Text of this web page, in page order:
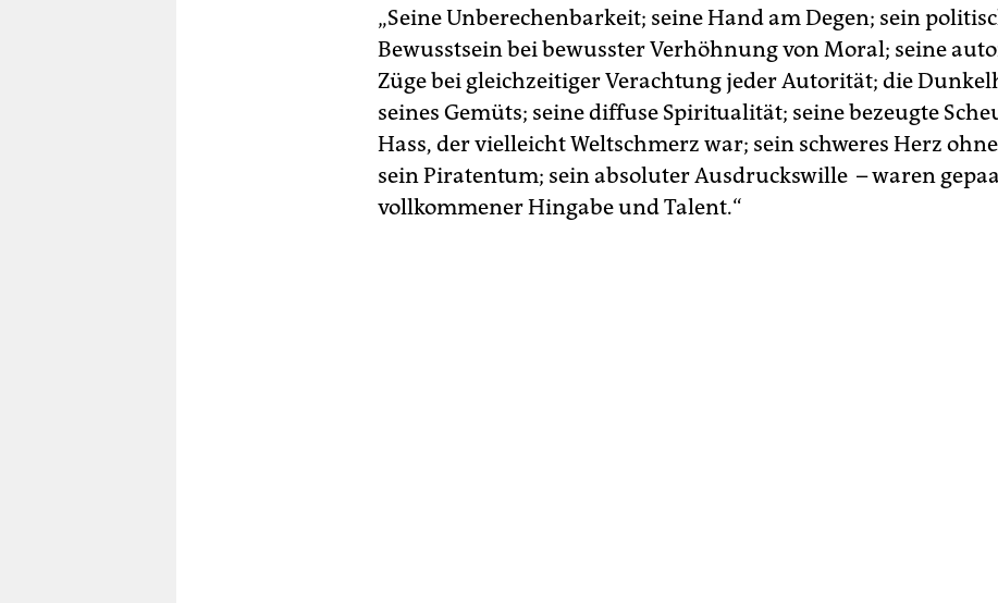
„Seine Unberechenbarkeit; seine Hand am Degen; sein
Bewusstsein bei bewusster Verhöhnung von Moral; seine
Züge bei gleichzeitiger Verachtung jeder Autorität; die
seines Gemüts; seine diffuse Spiritualität; seine bezeugte
Hass, der vielleicht Weltschmerz war; sein schweres Herz
sein Piratentum; sein absoluter Ausdruckswille ­ – waren
vollkommener Hingabe und Talent.“